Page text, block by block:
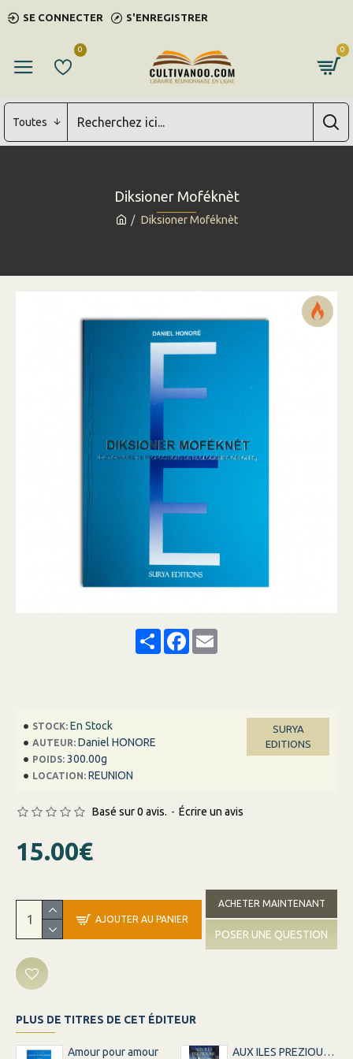
SE CONNECTER S'ENREGISTRER
0 0
Toutes
Diksioner Moféknèt
Diksioner Moféknèt
ShareFacebook
Email
STOCK: En Stock
AUTEUR: Daniel HONORE
POIDS: 300.00g
LOCATION: REUNION
SURYA
EDITIONS
Basé sur 0 avis. - Écrire un avis
15.00€
AJOUTER AU PANIER
ACHETER MAINTENANT
POSER UNE QUESTION
PLUS DE TITRES DE CET ÉDITEUR
Amour pour amour AUX ILES PREZIOUME